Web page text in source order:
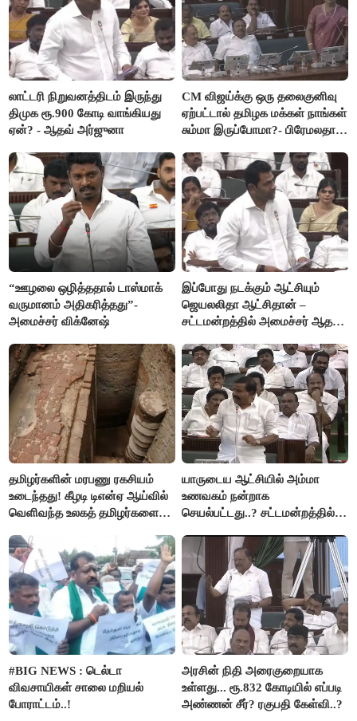
லாட்டரி நிறுவனத்திடம் இருந்து
திமுக ரூ.900 கோடி வாங்கியது
ஏன்? - ஆதவ் அர்ஜுனா
CM விஜய்க்கு ஒரு தலைகுனிவு
ஏற்பட்டால் தமிழக மக்கள் நாங்கள்
சும்மா இருப்போமா?- பிரேமலதா
“ஊழலை ஒழித்ததால் டாஸ்மாக்
வருமானம் அதிகரித்தது”-
அமைச்சர் விக்னேஷ்
இப்போது நடக்கும் ஆட்சியும்
ஜெயலலிதா ஆட்சிதான் –
சட்டமன்றத்தில் அமைச்சர் ஆதவ்
தமிழர்களின் மரபணு ரகசியம்
உடைந்தது! கீழடி டிஎன்ஏ ஆய்வில்
வெளிவந்த உலகத் தமிழர்களை
யாருடைய ஆட்சியில் அம்மா
உணவகம் நன்றாக
செயல்பட்டது..? சட்டமன்றத்தில்
#BIG NEWS : டெல்டா
விவசாயிகள் சாலை மறியல்
போராட்டம்..!
அரசின் நிதி அரைகுறையாக
உள்ளது... ரூ.832 கோடியில் எப்படி
அண்ணன் சீர்? ரகுபதி கேள்வி..?